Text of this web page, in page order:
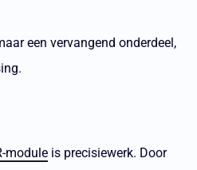
een vervangend onderdeel,
module is precisiewerk. Door